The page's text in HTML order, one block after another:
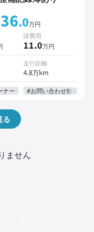
キー ETC バック
36.0万円
諸費用
11.0万円
走行距離
4.8万km
ナー #お問い合わせ歓迎
る
ません